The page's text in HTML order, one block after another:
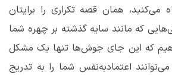
می‌کنید، همان قصه تکراری را برایتان
که مانند سایه گذشته بر چهره شما
که این جای جوش‌ها تنها یک مشکل
اعتمادبه‌نفس شما را به تدریج